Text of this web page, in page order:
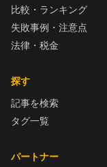
比較・ランキング
失敗事例・注意点
法律・税金
探す
記事を検索
タグ一覧
パートナー